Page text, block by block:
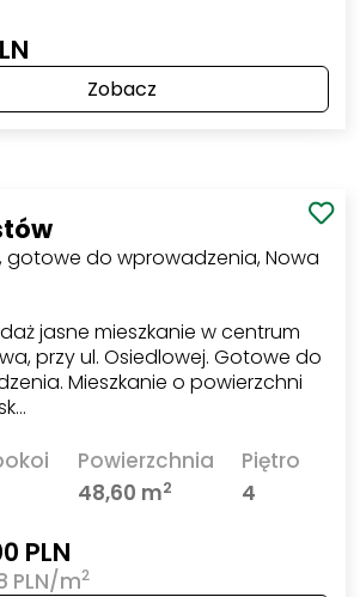
Zobacz
gotowe do wprowadzenia, Nowa
jasne mieszkanie w centrum
przy ul. Osiedlowej. Gotowe do
Mieszkanie o powierzchni
Powierzchnia
48,60 m2
Piętro
4
PLN
PLN/m2